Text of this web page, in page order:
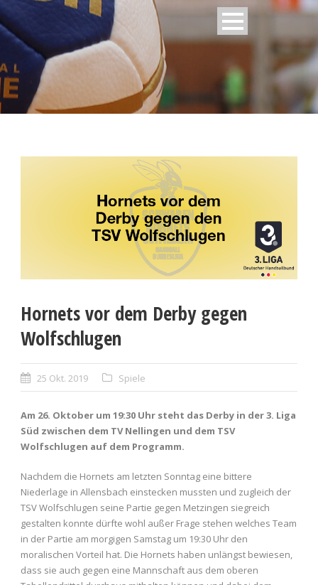
Hornets vor dem Derby gegen
Wolfschlugen
25 Okt. 2019 Spiele
Am 26. Oktober um 19:30 Uhr steht das Derby in der 3. Liga
Süd zwischen dem TV Nellingen und dem TSV
Wolfschlugen auf dem Programm.
Nachdem die Hornets am letzten Sonntag eine bittere
Niederlage in Allensbach einstecken mussten und zugleich der
TSV Wolfschlugen seine Partie gegen Metzingen siegreich
gestalten konnte dürfte wohl außer Frage stehen welches Team
in der Partie am morgigen Samstag um 19:30 Uhr den
moralischen Vorteil hat. Die Hornets haben unlängst bewiesen,
dass sie auch gegen eine Mannschaft aus dem oberen